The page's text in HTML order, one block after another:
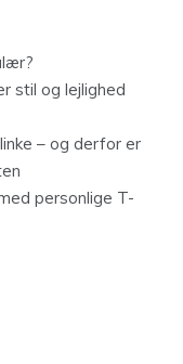
stil og lejlighed
– og derfor er
personlige T-